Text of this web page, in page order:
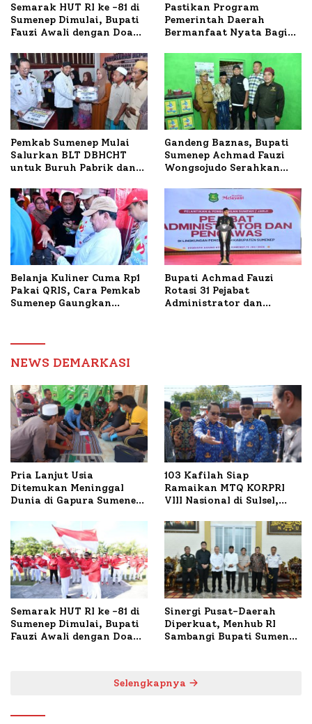
Semarak HUT RI ke -81 di
Sumenep Dimulai, Bupati
Fauzi Awali dengan Doa
Terbakar
Pastikan Program
Pemerintah Daerah
Bermanfaat Nyata Bagi
Sumenep Tinjau Langsung
Budidaya Lele dan Ayam
Petelur di Desa Bataal
Timur
Pemkab Sumenep Mulai
Salurkan BLT DBHCHT
untuk Buruh Pabrik dan
Gandeng Baznas, Bupati
Sumenep Achmad Fauzi
Wongsojudo Serahkan
Dua Kecamatan
Belanja Kuliner Cuma Rp1
Pakai QRIS, Cara Pemkab
Sumenep Gaungkan
Bupati Achmad Fauzi
Rotasi 31 Pejabat
Administrator dan
NEWS DEMARKASI
Pria Lanjut Usia
Ditemukan Meninggal
Dunia di Gapura Sumenep,
103 Kafilah Siap
Ramaikan MTQ KORPRI
VIII Nasional di Sulsel,
Semarak HUT RI ke -81 di
Sumenep Dimulai, Bupati
Fauzi Awali dengan Doa
Sinergi Pusat-Daerah
Diperkuat, Menhub RI
Sambangi Bupati Sumenep
Selengkapnya